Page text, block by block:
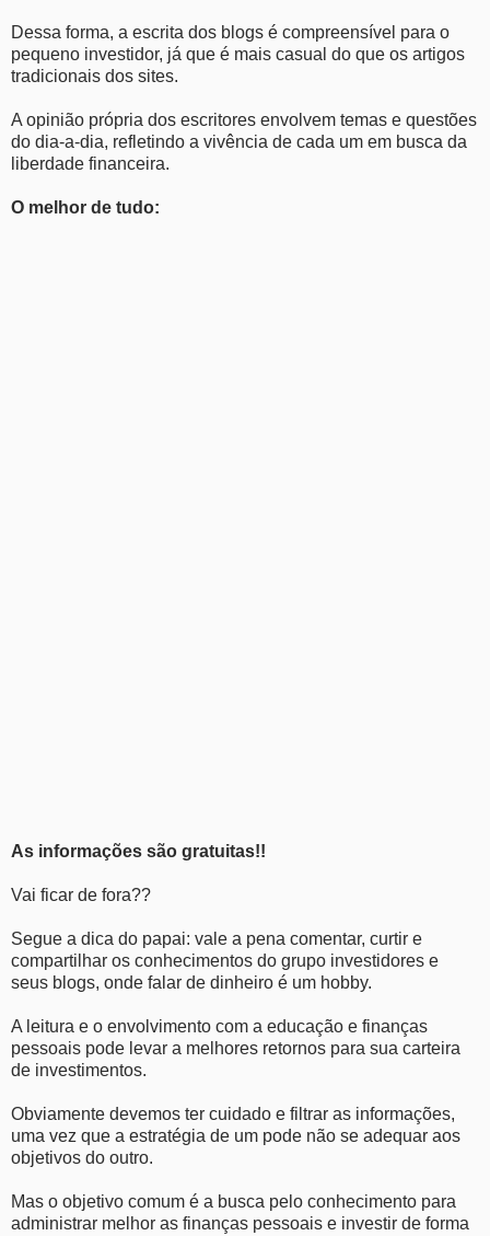
Dessa forma, a escrita dos blogs é compreensível para o
pequeno investidor, já que é mais casual do que os artigos
tradicionais dos sites.
A opinião própria dos escritores envolvem temas e questões
do dia-a-dia, refletindo a vivência de cada um em busca da
liberdade financeira.
O melhor de tudo:
As informações são gratuitas!!
Vai ficar de fora??
Segue a dica do papai: vale a pena comentar, curtir e
compartilhar os conhecimentos do grupo investidores e
seus blogs, onde falar de dinheiro é um hobby.
A leitura e o envolvimento com a educação e finanças
pessoais pode levar a melhores retornos para sua carteira
de investimentos.
Obviamente devemos ter cuidado e filtrar as informações,
uma vez que a estratégia de um pode não se adequar aos
objetivos do outro.
Mas o objetivo comum é a busca pelo conhecimento para
administrar melhor as finanças pessoais e investir de forma